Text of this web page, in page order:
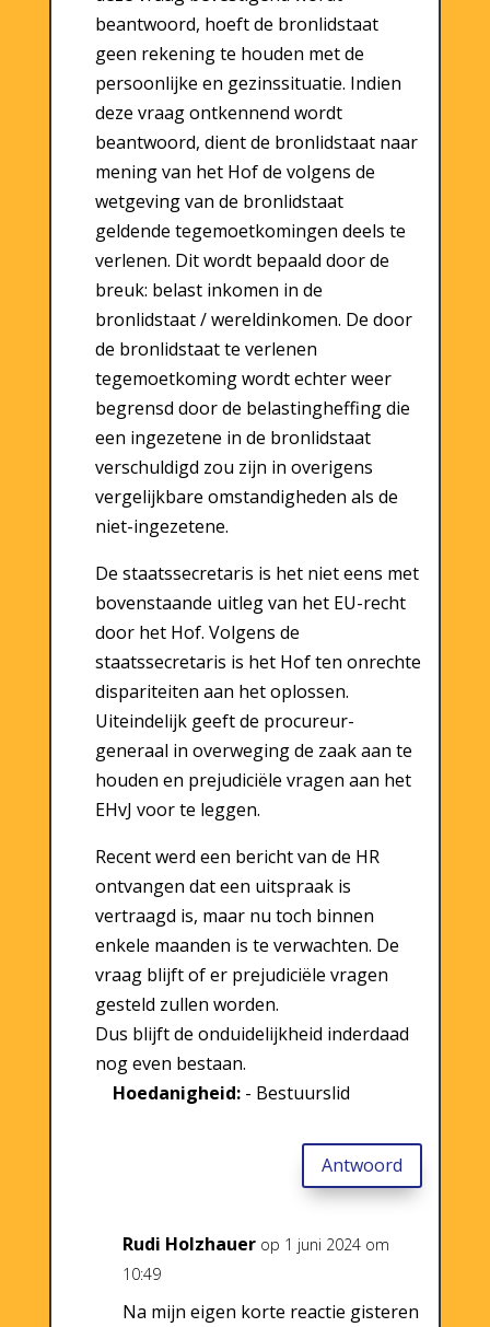
beantwoord, hoeft de bronlidstaat
geen rekening te houden met de
persoonlijke en gezinssituatie. Indien
deze vraag ontkennend wordt
beantwoord, dient de bronlidstaat naar
mening van het Hof de volgens de
wetgeving van de bronlidstaat
geldende tegemoetkomingen deels te
verlenen. Dit wordt bepaald door de
breuk: belast inkomen in de
bronlidstaat / wereldinkomen. De door
de bronlidstaat te verlenen
tegemoetkoming wordt echter weer
begrensd door de belastingheffing die
een ingezetene in de bronlidstaat
verschuldigd zou zijn in overigens
vergelijkbare omstandigheden als de
niet-ingezetene.
De staatssecretaris is het niet eens met
bovenstaande uitleg van het EU-recht
door het Hof. Volgens de
staatssecretaris is het Hof ten onrechte
dispariteiten aan het oplossen.
Uiteindelijk geeft de procureur-
generaal in overweging de zaak aan te
houden en prejudiciële vragen aan het
EHvJ voor te leggen.
Recent werd een bericht van de HR
ontvangen dat een uitspraak is
vertraagd is, maar nu toch binnen
enkele maanden is te verwachten. De
vraag blijft of er prejudiciële vragen
gesteld zullen worden.
Dus blijft de onduidelijkheid inderdaad
nog even bestaan.
Hoedanigheid:- Bestuurslid
Antwoord
Rudi Holzhauer op 1 juni 2024 om
10:49
Na mijn eigen korte reactie gisteren